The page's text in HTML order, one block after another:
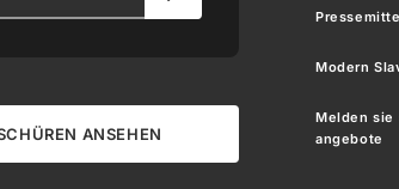
ANSEHEN
Modern
Melden sie
angebote